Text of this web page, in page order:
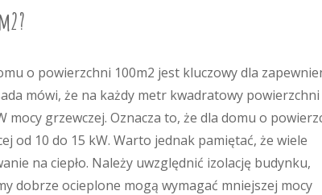
o powierzchni 100m2 jest kluczowy dla
mówi, że na każdy metr kwadratowy powierzchni
grzewczej. Oznacza to, że dla domu o
od 10 do 15 kW. Warto jednak pamiętać, że wiele
na ciepło. Należy uwzględnić izolację budynku,
dobrze ocieplone mogą wymagać mniejszej mocy